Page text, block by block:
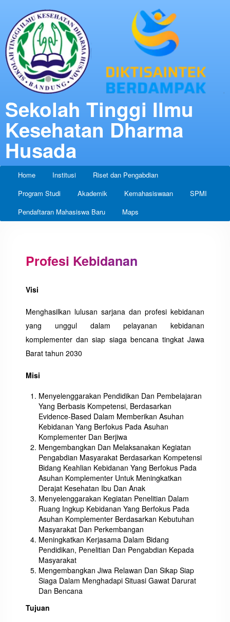
Sekolah Tinggi Ilmu
Kesehatan Dharma
Husada
Home Institusi
Riset dan Pengabdian
Program Studi
Akademik Kemahasiswaan
SPMI
Pendaftaran Mahasiswa Baru
Maps
Profesi Kebidanan
Visi
Menghasilkan lulusan sarjana dan profesi kebidanan
yang unggul dalam pelayanan kebidanan
komplementer dan siap siaga bencana tingkat Jawa
Barat tahun 2030
Misi
Menyelenggarakan Pendidikan Dan Pembelajaran
Yang Berbasis Kompetensi, Berdasarkan
Evidence-Based Dalam Memberikan Asuhan
Kebidanan Yang Berfokus Pada Asuhan
Komplementer Dan Berjiwa
Mengembangkan Dan Melaksanakan Kegiatan
Pengabdian Masyarakat Berdasarkan Kompetensi
Bidang Keahlian Kebidanan Yang Berfokus Pada
Asuhan Komplementer Untuk Meningkatkan
Derajat Kesehatan Ibu Dan Anak
Menyelenggarakan Kegiatan Penelitian Dalam
Ruang Ingkup Kebidanan Yang Berfokus Pada
Asuhan Komplementer Berdasarkan Kebutuhan
Masyarakat Dan Perkembangan
Meningkatkan Kerjasama Dalam Bidang
Pendidikan, Penelitian Dan Pengabdian Kepada
Masyarakat
Mengembangkan Jiwa Relawan Dan Sikap Siap
Siaga Dalam Menghadapi Situasi Gawat Darurat
Dan Bencana
Tujuan